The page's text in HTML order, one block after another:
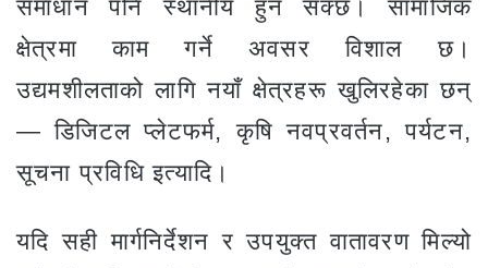
समाधान पनि स्थानीय हुन सक्छ। सामाजिक
क्षेत्रमा काम गर्ने अवसर विशाल छ।
उद्यमशीलताको लागि नयाँ क्षेत्रहरू खुलिरहेका छन्
— डिजिटल प्लेटफर्म, कृषि नवप्रवर्तन, पर्यटन,
सूचना प्रविधि इत्यादि।
यदि सही मार्गनिर्देशन र उपयुक्त वातावरण मिल्यो